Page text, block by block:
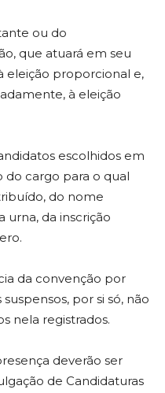
ou do
que atuará em seu
eleição proporcional e,
à eleição
escolhidos em
do cargo para o qual
do nome
da inscrição
da convenção por
por si só, não
nela registrados.
deverão ser
de Candidaturas